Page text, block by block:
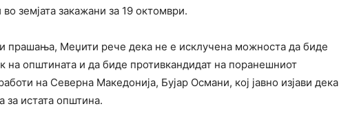
земјата закажани за 19 октомври.
прашања, Меџити рече дека не е исклучена можноста да биде
на општината и да биде противкандидат на поранешниот
на Северна Македонија, Бујар Османи, кој јавно изјави дека
за истата општина.